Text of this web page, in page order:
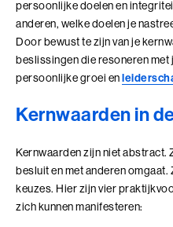
Thema's
Communicatie
Invloed en
Leiderschap
Persoonlijke ontwikkeling
Young Talent
Professionals
Professionele
Teams
Stevige basis voor
Verdiepend leiderschap
Cultuur en
Personal Coaching
Executive Coaching
Loopbaancoaching
Keuzes maken: Reflact-
Coach opleidingen
Missie en visie
Locaties
Onze mensen
Positieve impact
Leerfilosofie
Werken bij
Adviesgesprek Incompany
Veelgestelde vragen
persoonlijke doelen en
anderen, welke doelen je
Door bewust te zijn van je
beslissingen die resoneren met
persoonlijke groei en
Kernwaarden in
Kernwaarden zijn niet abstract.
besluit en met anderen
keuzes. Hier zijn vier
zich kunnen manifesteren: